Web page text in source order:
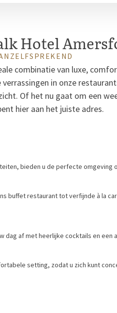
Hotel
combinatie van luxe,
in onze
Of het nu gaat om een
hier aan het juiste adres.
bieden u de perfecte omgeving
buffet restaurant tot verfijnde à la
af met heerlijke cocktails en een
setting, zodat u zich kunt